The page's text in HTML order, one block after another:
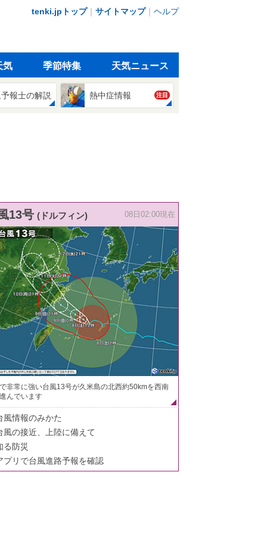
tenki.jpトップ｜ サイトマップ｜ ヘルプ
気 季節特集 天気ニュース
報士の解説 熱中症情報 注目
13号 (ドルフィン) 08日02:00現在
非常に強い台風13号が久米島の北西約50kmを西南
んでいます
風情報のみかた
風の接近、上陸に備えて
る防災
プリで台風進路予報を確認